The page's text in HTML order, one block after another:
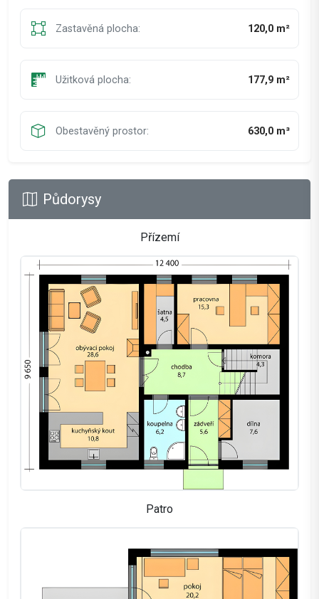
Zastavěná plocha: 120,0 m²
Užitková plocha: 177,9 m²
Obestavěný prostor: 630,0 m³
Půdorysy
Přízemí
Patro